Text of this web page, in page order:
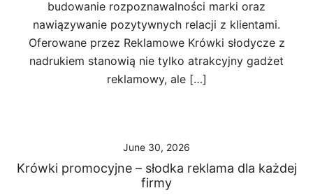
budowanie rozpoznawalności marki oraz
nawiązywanie pozytywnych relacji z klientami.
Oferowane przez Reklamowe Krówki słodycze z
nadrukiem stanowią nie tylko atrakcyjny gadżet
reklamowy, ale […]
June 30, 2026
Krówki promocyjne – słodka reklama dla każdej
firmy